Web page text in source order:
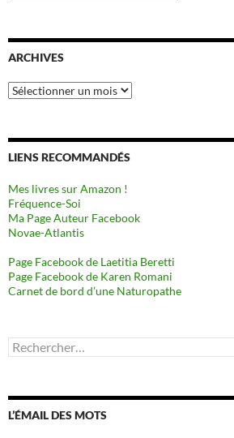
ARCHIVES
Archives
LIENS RECOMMANDÉS
Mes livres sur Amazon !
Fréquence-Soi
Ma Page Auteur Facebook
Novae-Atlantis
Page Facebook de Laetitia Beretti
Page Facebook de Karen Romani
Carnet de bord d’une Naturopathe
Rechercher :
L’ÉMAIL DES MOTS